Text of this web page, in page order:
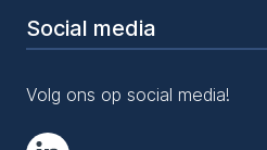
Social media
Volg ons op social media!